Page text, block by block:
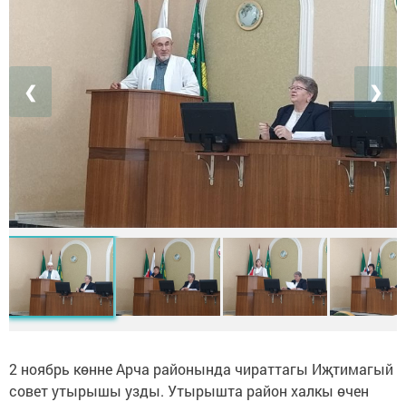
❮ ❯
2 ноябрь көнне Арча районында чираттагы Иҗтимагый
совет утырышы узды. Утырышта район халкы өчен